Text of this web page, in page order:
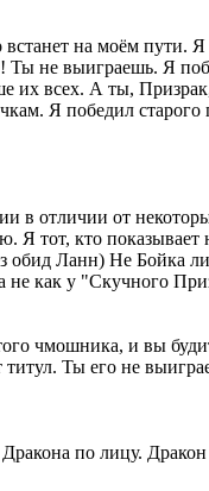
на моём
Ты не выиграешь. Я
их всех. А ты,
Я победил
в отличии от
Я тот, кто
обид Ланн) Не Бойка
как у "Скучного
чмошника, и вы
Ты его не
по лицу. Дракон